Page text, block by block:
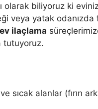
biliyoruz ki
veya yatak
ilaçlama
tutuyoruz.
sıcak alanlar (fırın